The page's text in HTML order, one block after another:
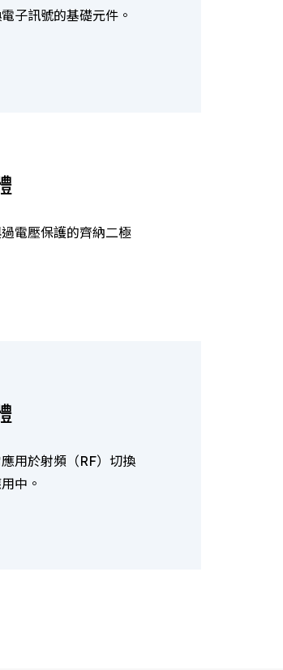
子訊號的基礎元件。
電壓保護的齊納二極
用於射頻（RF）切換
中。